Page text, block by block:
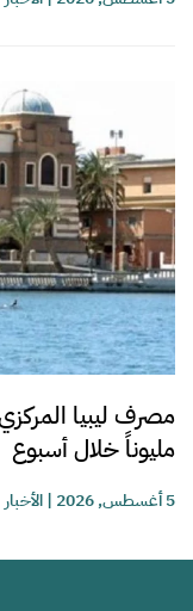
مليوناً خلال أسبوع
5 أغسطس, 2026 |الأخبار